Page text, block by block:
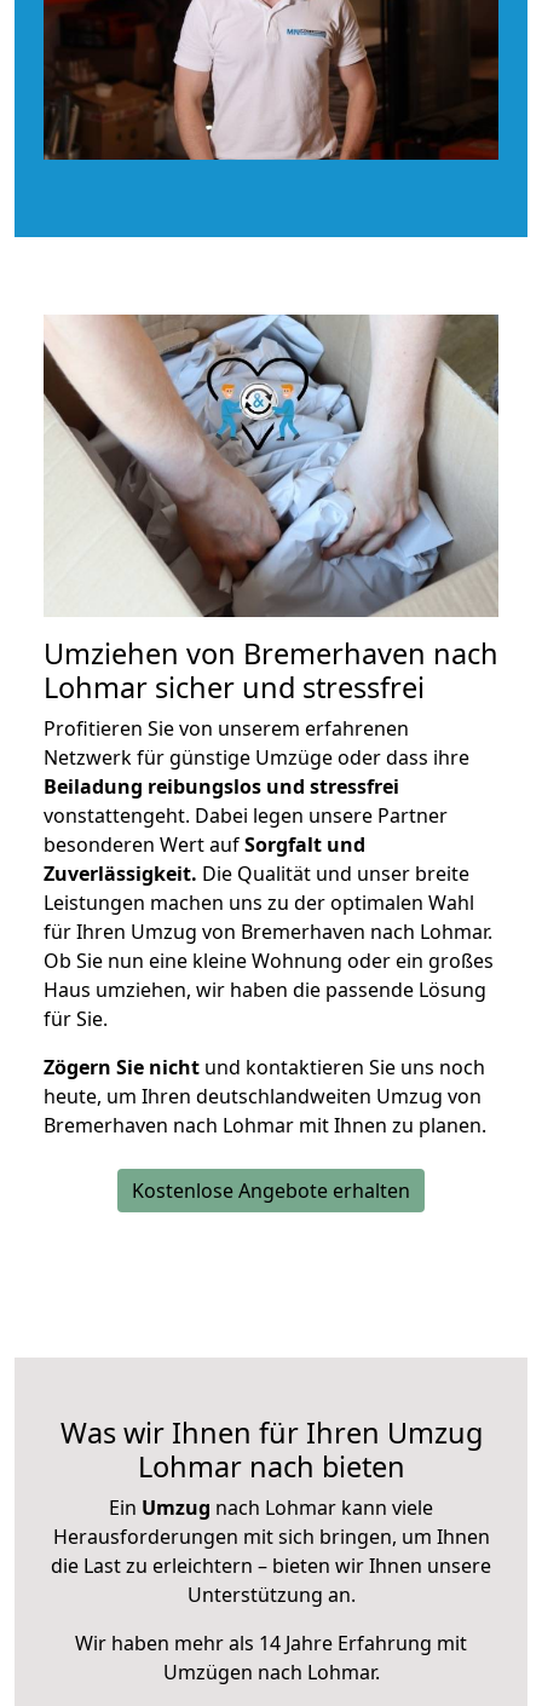
Umziehen von Bremerhaven nach
Lohmar sicher und stressfrei
Profitieren Sie von unserem erfahrenen
Netzwerk für günstige Umzüge oder dass ihre
Beiladung reibungslos und stressfrei
vonstattengeht. Dabei legen unsere Partner
besonderen Wert aufSorgfalt und
Zuverlässigkeit. Die Qualität und unser breite
Leistungen machen uns zu der optimalen Wahl
für Ihren Umzug von Bremerhaven nach Lohmar.
Ob Sie nun eine kleine Wohnung oder ein großes
Haus umziehen, wir haben die passende Lösung
für Sie.
Zögern Sie nicht und kontaktieren Sie uns noch
heute, um Ihren deutschlandweiten Umzug von
Bremerhaven nach Lohmar mit Ihnen zu planen.
Kostenlose Angebote erhalten
Was wir Ihnen für Ihren Umzug
Lohmar nach bieten
Ein Umzug nach Lohmar kann viele
Herausforderungen mit sich bringen, um Ihnen
die Last zu erleichtern – bieten wir Ihnen unsere
Unterstützung an.
Wir haben mehr als 14 Jahre Erfahrung mit
Umzügen nach Lohmar.